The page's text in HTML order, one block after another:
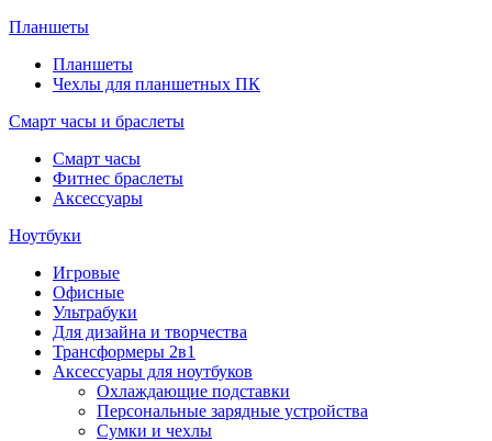
Планшеты
Планшеты
Чехлы для планшетных ПК
Смарт часы и браслеты
Смарт часы
Фитнес браслеты
Аксессуары
Ноутбуки
Игровые
Офисные
Ультрабуки
Для дизайна и творчества
Трансформеры 2в1
Аксессуары для ноутбуков
Охлаждающие подставки
Персональные зарядные устройства
Сумки и чехлы